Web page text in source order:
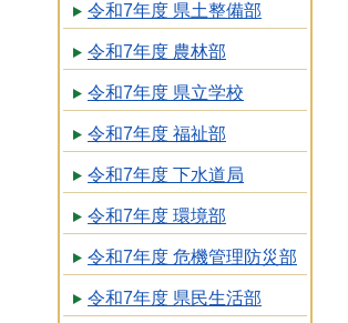
令和7年度 県土整備部
令和7年度 農林部
令和7年度 県立学校
令和7年度 福祉部
令和7年度 下水道局
令和7年度 環境部
令和7年度 危機管理防災部
令和7年度 県民生活部